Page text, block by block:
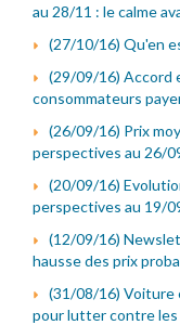
au 28/11 : le calme
(27/10/16) Qu'en
(29/09/16) Accord
consommateurs
(26/09/16) Prix
perspectives au 26/
(20/09/16)
perspectives au 19/
(12/09/16)
hausse des prix
(31/08/16) Voiture
pour lutter contre